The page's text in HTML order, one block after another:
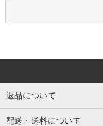
返品について
配送・送料について